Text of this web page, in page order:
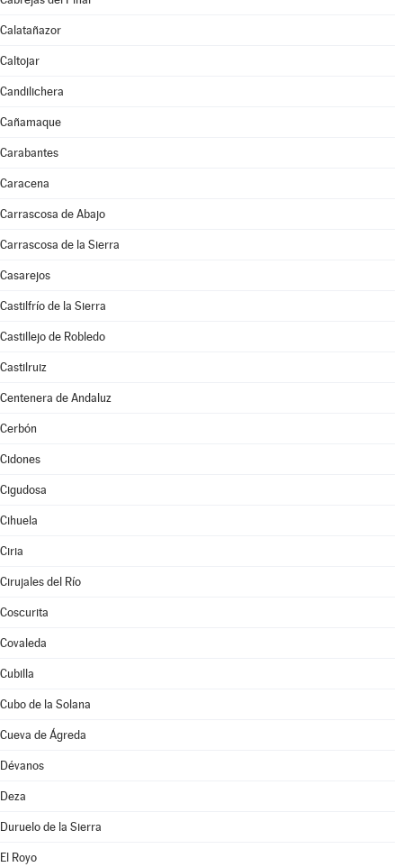
Calatañazor
Caltojar
Candilichera
Cañamaque
Carabantes
Caracena
Carrascosa de Abajo
Carrascosa de la Sierra
Casarejos
Castilfrío de la Sierra
Castillejo de Robledo
Castilruiz
Centenera de Andaluz
Cerbón
Cidones
Cigudosa
Cihuela
Ciria
Cirujales del Río
Coscurita
Covaleda
Cubilla
Cubo de la Solana
Cueva de Ágreda
Dévanos
Deza
Duruelo de la Sierra
El Royo